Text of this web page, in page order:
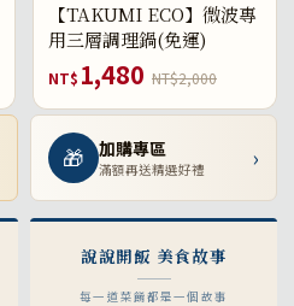
【TAKUMI ECO】微波專
用三層調理鍋(免運)
NT$ 1,480 NT$2,000
🎁 加購專區
滿額再送精選好禮 ›
說說開飯 美食故事
每一道菜餚都是一個故事